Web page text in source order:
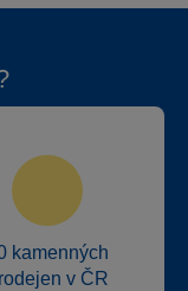
kamenných
v ČR